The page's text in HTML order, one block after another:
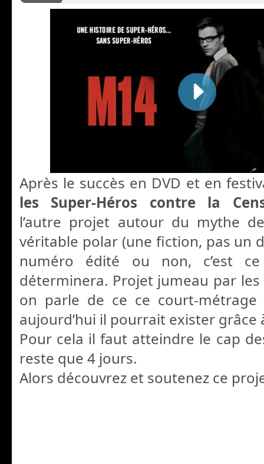
Après le succès en DVD et en
les Super-Héros contre la
l’autre projet autour du mythe
véritable polar (une fiction, pas un
numéro édité ou non, c’est
déterminera. Projet jumeau par
on parle de ce ce court-métrage
aujourd’hui il pourrait exister grâce
Pour cela il faut atteindre le cap
reste que 4 jours.
Alors découvrez et soutenez ce